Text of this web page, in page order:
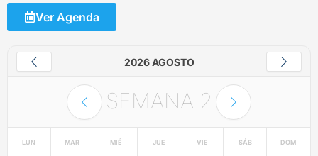
Ver Agenda
2026 AGOSTO
SEMANA 2
LUN MAR MIÉ JUE VIE SÁB DOM